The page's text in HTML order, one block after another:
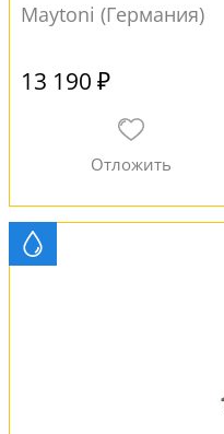
Maytoni (Германия)
13 190 ₽